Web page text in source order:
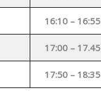
16:10 – 16:55
17:00 – 17.45
17:50 – 18:35